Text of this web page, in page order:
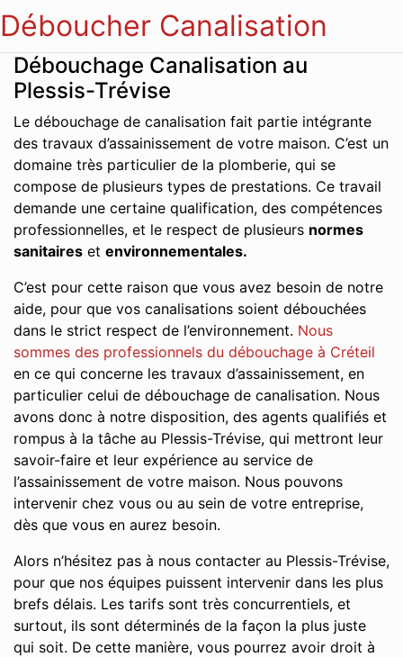
Déboucher Canalisation
Débouchage Canalisation au
Plessis-Trévise
Le débouchage de canalisation fait partie intégrante
des travaux d’assainissement de votre maison. C’est un
domaine très particulier de la plomberie, qui se
compose de plusieurs types de prestations. Ce travail
demande une certaine qualification, des compétences
professionnelles, et le respect de plusieurs normes
sanitaires et environnementales.
C’est pour cette raison que vous avez besoin de notre
aide, pour que vos canalisations soient débouchées
dans le strict respect de l’environnement. Nous
sommes des professionnels du débouchage à Créteil
en ce qui concerne les travaux d’assainissement, en
particulier celui de débouchage de canalisation. Nous
avons donc à notre disposition, des agents qualifiés et
rompus à la tâche au Plessis-Trévise, qui mettront leur
savoir-faire et leur expérience au service de
l’assainissement de votre maison. Nous pouvons
intervenir chez vous ou au sein de votre entreprise,
dès que vous en aurez besoin.
Alors n’hésitez pas à nous contacter au Plessis-Trévise,
pour que nos équipes puissent intervenir dans les plus
brefs délais. Les tarifs sont très concurrentiels, et
surtout, ils sont déterminés de la façon la plus juste
qui soit. De cette manière, vous pourrez avoir droit à